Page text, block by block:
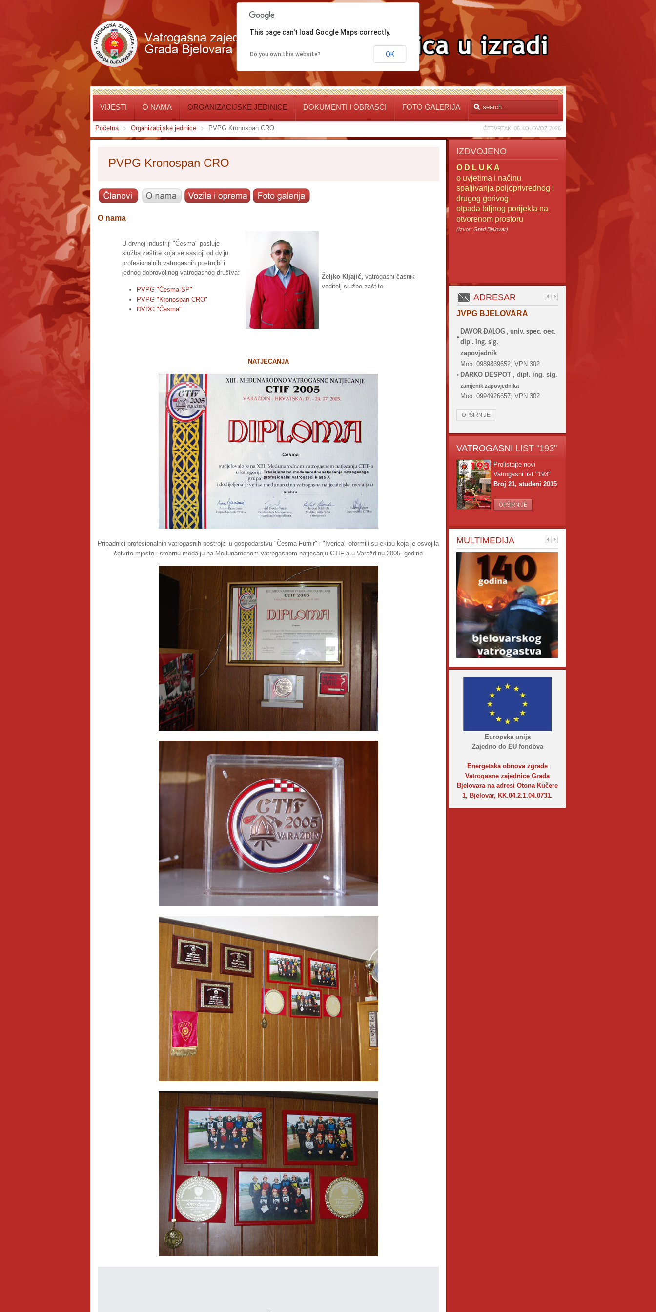
VIJESTI O NAMA ORGANIZACIJSKE JEDINICE DOKUMENTI I OBRASCI FOTO GALERIJA
ČETVRTAK, 06 KOLOVOZ 2026
Početna Organizacijske jedinice PVPG Kronospan CRO
PVPG Kronospan CRO
O nama
U drvnoj industriji "Česma" posluje
služba zaštite koja se sastoji od dviju
profesionalnih vatrogasnih postrojbi i
jednog dobrovoljnog vatrogasnog društva:
PVPG "Česma-SP"
PVPG "Kronospan CRO"
DVDG "Česma"
Željko Kljajić, vatrogasni časnik
voditelj službe zaštite
NATJECANJA
Pripadnici profesionalnih vatrogasnih postrojbi u gospodarstvu "Česma-Furnir" i "Iverica" oformili su ekipu koja je osvojila
četvrto mjesto i srebrnu medalju na Međunarodnom vatrogasnom natjecanju CTIF-a u Varaždinu 2005. godine
This page can't load Google Maps correctly.
Do you own this website? OK
IZDVOJENO
O D L U K A
o uvjetima i načinu
spaljivanja poljoprivrednog i
drugog gorivog
otpada biljnog porijekla na
otvorenom prostoru
(Izvor: Grad Bjelovar)
ADRESAR
JVPG BJELOVARA
•
DAVOR ĐALOG , univ. spec. oec.
dipl. ing. sig.
zapovjednik
Mob: 0989839652, VPN:302
• DARKO DESPOT , dipl. ing. sig.
zamjenik zapovjednika
Mob. 0994926657; VPN 302
OPŠIRNIJE
VATROGASNI LIST "193"
Prolistajte novi
Vatrogasni list "193"
Broj 21, studeni 2015
OPŠIRNIJE
MULTIMEDIJA
Europska unija
Zajedno do EU fondova
Energetska obnova zgrade
Vatrogasne zajednice Grada
Bjelovara na adresi Otona Kučere
1, Bjelovar, KK.04.2.1.04.0731.